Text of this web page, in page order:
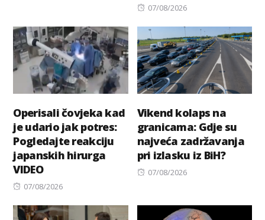
Posted
07/08/2026
Operisali čovjeka kad
je udario jak potres:
Pogledajte reakciju
japanskih hirurga
VIDEO
Posted
07/08/2026
Vikend kolaps na
granicama: Gdje su
najveća zadržavanja
pri izlasku iz BiH?
Posted
07/08/2026